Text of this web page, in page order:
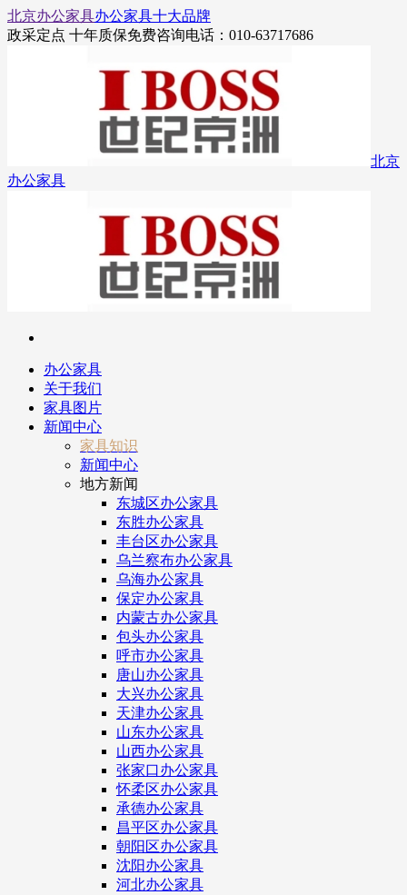
北京办公家具办公家具十大品牌
政采定点 十年质保免费咨询电话：010-63717686
北京
办公家具
办公家具
关于我们
家具图片
新闻中心
家具知识
新闻中心
地方新闻
东城区办公家具
东胜办公家具
丰台区办公家具
乌兰察布办公家具
乌海办公家具
保定办公家具
内蒙古办公家具
包头办公家具
呼市办公家具
唐山办公家具
大兴办公家具
天津办公家具
山东办公家具
山西办公家具
张家口办公家具
怀柔区办公家具
承德办公家具
昌平区办公家具
朝阳区办公家具
沈阳办公家具
河北办公家具